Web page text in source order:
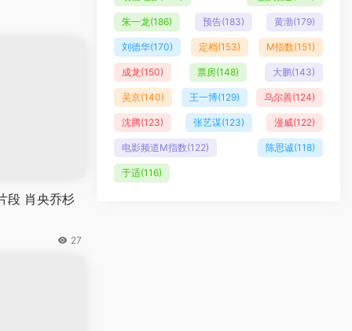
段 肖央乔杉
27
朱一龙(186) 预告(183) 黄渤(179)
刘德华(170) 定档(153) M指数(151)
成龙(150) 票房(148) 大鹏(143)
吴京(140) 王一博(129) 乌尔善(124)
沈腾(123) 张艺谋(123) 漫威(122)
电影频道M指数(122) 陈思诚(118)
于适(116)